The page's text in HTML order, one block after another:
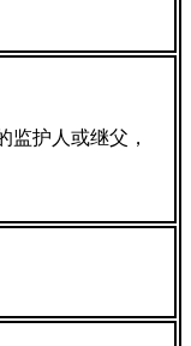
监护人或继父，